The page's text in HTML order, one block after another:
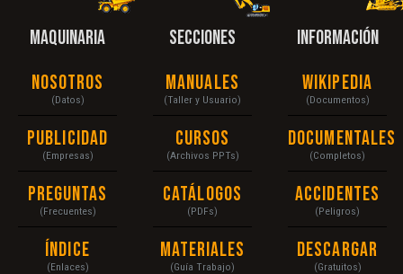
MAQUINARIA
Nosotros
(Datos)
Publicidad
(Empresas)
Preguntas
(Frecuentes)
Índice
(Enlaces)
SECCIONES
Manuales
(Taller y Usuario)
Cursos
(Archivos PPTs)
Catálogos
(PDFs)
Materiales
(Guía Trabajo)
INFORMACIÓN
Wikipedia
(Documentos)
Documentales
(Completos)
Accidentes
(Peligros)
Descargar
(Gratuitos)